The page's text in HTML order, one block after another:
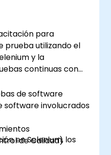
para
prueba utilizando el
y la
continuas con
de software
software involucrados
de Calidad)
en Selenium, los